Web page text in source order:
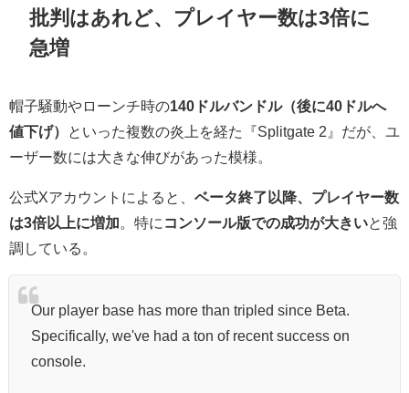
批判はあれど、プレイヤー数は3倍に
急増
帽子騒動やローンチ時の140ドルバンドル（後に40ドルへ
値下げ）
といった複数の炎上を経た『Splitgate 2』だが、ユ
ーザー数には大きな伸びがあった模様。
公式Xアカウントによると、 ベータ終了以降、プレイヤー数
は3倍以上に増加。特に コンソール版での成功が大きいと強
調している。
Our player base has more than tripled since Beta.
Specifically, we've had a ton of recent success on
console.